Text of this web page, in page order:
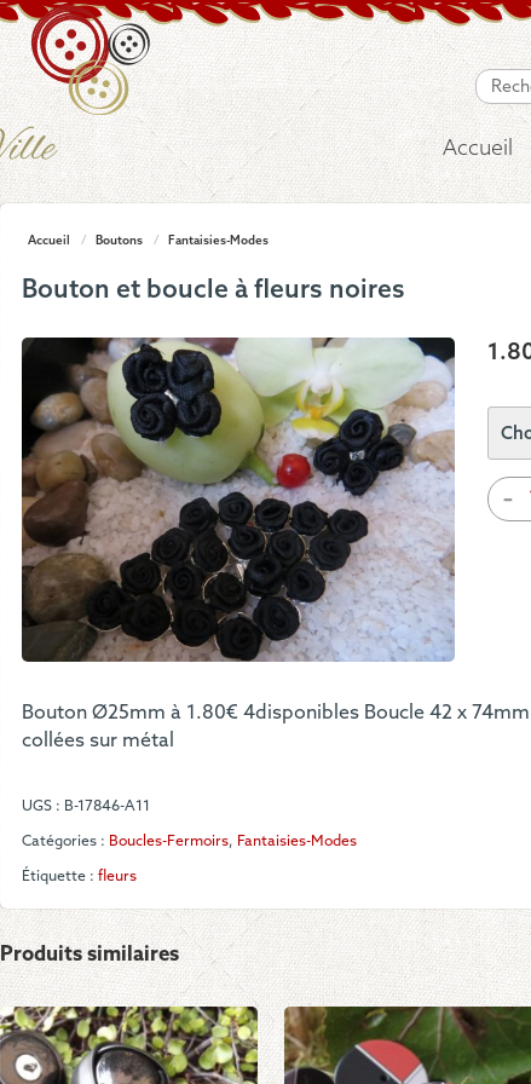
Accueil
Accueil / Boutons / Fantaisies-Modes
Bouton et boucle à fleurs noires
-
de
Bouton Ø25mm à 1.80€ 4disponibles Boucle 42 x
collées sur métal
UGS : B-17846-A11
Catégories : Boucles-Fermoirs, Fantaisies-Modes
Étiquette : fleurs
Produits similaires